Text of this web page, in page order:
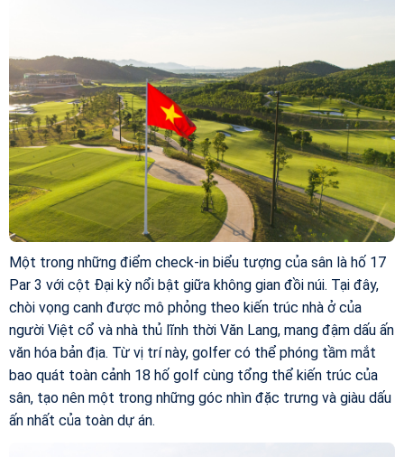
Một trong những điểm check-in biểu tượng của sân là hố 17
Par 3 với cột Đại kỳ nổi bật giữa không gian đồi núi. Tại đây,
chòi vọng canh được mô phỏng theo kiến trúc nhà ở của
người Việt cổ và nhà thủ lĩnh thời Văn Lang, mang đậm dấu ấn
văn hóa bản địa. Từ vị trí này, golfer có thể phóng tầm mắt
bao quát toàn cảnh 18 hố golf cùng tổng thể kiến trúc của
sân, tạo nên một trong những góc nhìn đặc trưng và giàu dấu
ấn nhất của toàn dự án.